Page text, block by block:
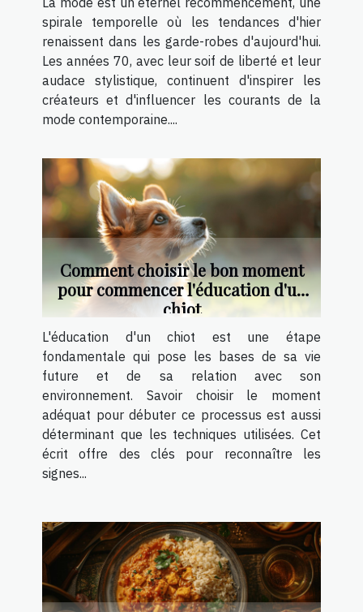
spirale temporelle où les tendances d'hier
renaissent dans les garde-robes d'aujourd'hui.
Les années 70, avec leur soif de liberté et leur
audace stylistique, continuent d'inspirer les
créateurs et d'influencer les courants de la
mode contemporaine....
Comment choisir le bon moment
pour commencer l'éducation d'un
chiot
L'éducation d'un chiot est une étape
fondamentale qui pose les bases de sa vie
future et de sa relation avec son
environnement. Savoir choisir le moment
adéquat pour débuter ce processus est aussi
déterminant que les techniques utilisées. Cet
écrit offre des clés pour reconnaître les
signes...